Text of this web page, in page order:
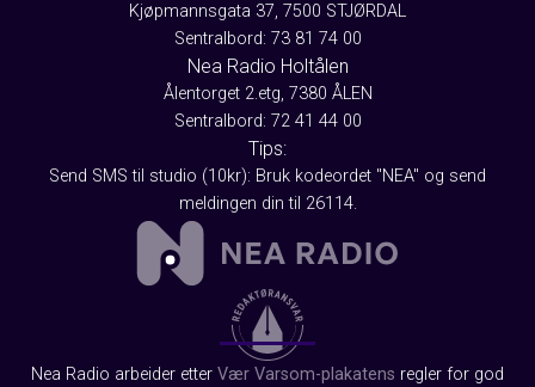
Kjøpmannsgata 37, 7500 STJØRDAL
Sentralbord: 73 81 74 00
Nea Radio Holtålen
Ålentorget 2.etg, 7380 ÅLEN
Sentralbord: 72 41 44 00
Tips:
Send SMS til studio (10kr): Bruk kodeordet "NEA" og send
meldingen din til 26114.
Nea Radio arbeider etter Vær Varsom-plakatens regler for god